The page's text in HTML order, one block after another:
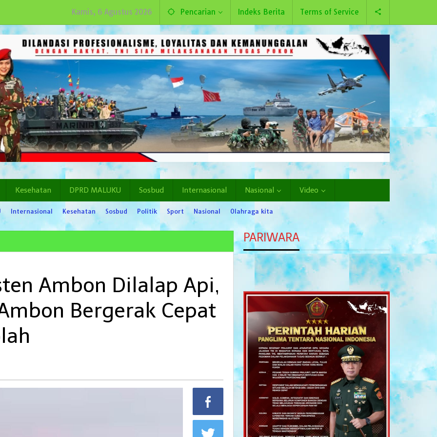
Kamis, 6 Agustus 2026 Pencarian Indeks Berita Terms of Service
Kesehatan DPRD MALUKU Sosbud Internasional Nasional Video
Internasional Kesehatan Sosbud Politik Sport Nasional Olahraga kita
Ambon Dilalap Api,
Bergerak Cepat
PARIWARA